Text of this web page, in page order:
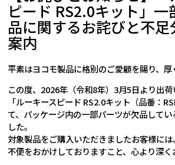
ピード RS2.0キット」一
品に関するお詫びと不
案内
平素はヨコモ製品に格別のご愛顧を賜り、厚
この度、2026年（令和8年）3月5日より出
「ルーキースピード RS2.0キット（品番：
て、パッケージ内の一部パーツが欠品して
した。
対象製品をご購入いただきましたお客様に
不便をおかけしておりますこと、心より深く